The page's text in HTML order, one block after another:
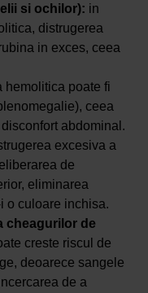
si ochilor): in
distrugerea
in exces, ceea
hemolitica poate fi
ceea
abdominal.
excesiva a
de
eliminarea
o culoare inchisa.
cheagurilor de
creste riscul de
deoarece sangele
de a